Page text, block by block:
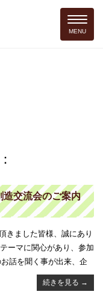
Toggle
MENU
造交流会のご案内
きました皆様、誠にあり
ーマに関心があり、参加
話を聞く事が出来、企
続きを見る →